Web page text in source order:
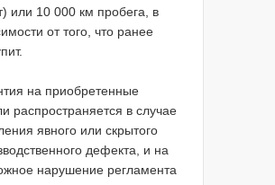
или 10 000 км пробега, в
от того, что ранее
на приобретенные
распространяется в случае
явного или скрытого
дефекта, и на
нарушение регламента